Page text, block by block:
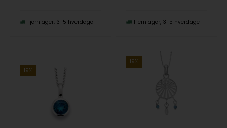
Fjernlager 3-5 hverdage Fjernlager 3-5 hverdage
19%
19%